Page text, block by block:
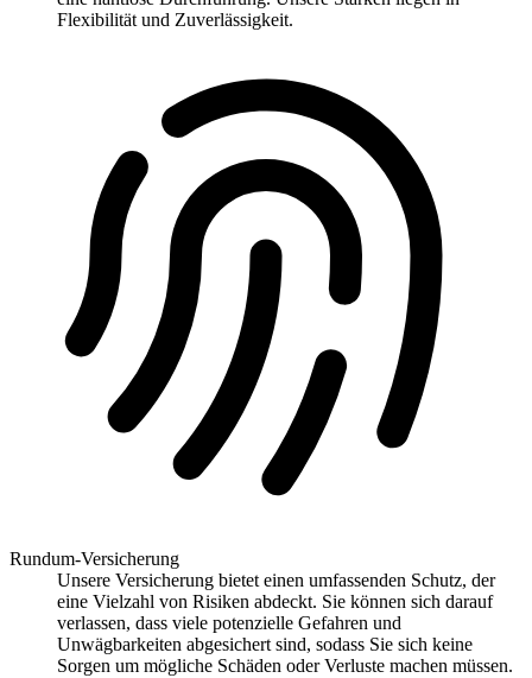
Flexibilität und Zuverlässigkeit.
Rundum-Versicherung
Unsere Versicherung bietet einen umfassenden Schutz, der
eine Vielzahl von Risiken abdeckt. Sie können sich darauf
verlassen, dass viele potenzielle Gefahren und
Unwägbarkeiten abgesichert sind, sodass Sie sich keine
Sorgen um mögliche Schäden oder Verluste machen müssen.